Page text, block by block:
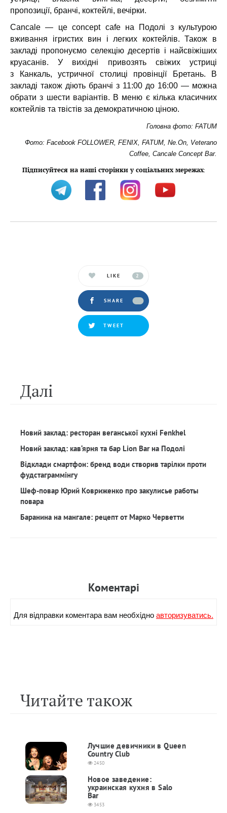
пропозиції, бранчі, коктейлі, вечірки.
Cancale — це concept cafe на Подолі з культурою
вживання ігристих вин і легких коктейлів. Також в
закладі пропонуємо селекцію десертів і найсвіжіших
круасанів. У вихідні привозять свіжих устриці
з Канкаль, устричної столиці провінції Бретань. В
закладі також діють бранчі з 11:00 до 16:00 — можна
обрати з шести варіантів. В меню є кілька класичних
коктейлів та твістів за демократичною ціною.
Головна фото: FATUM
Фото: Facebook FOLLOWER, FENIX, FATUM, Ne.On, Veterano
Coffee, Cancale Concept Bar.
Підписуйтеся на наші сторінки у соціальних мережах:
LIKE 2
SHARE
TWEET
Далi
Новий заклад: ресторан веганської кухні Fenkhel
Новий заклад: кав‘ярня та бар Lion Bar на Подолі
Відклади смартфон: бренд води створив тарілки проти
фудстаграммінгу
Шеф-повар Юрий Ковриженко про закулисье работы
повара
Баранина на мангале: рецепт от Марко Черветти
Коментарi
Для вiдправки коментара вам необхiдноавторизуватись.
Читайте також
Лучшие девичники в Queen
Country Club
2450
Новое заведение:
украинская кухня в Salo
Bar
3453